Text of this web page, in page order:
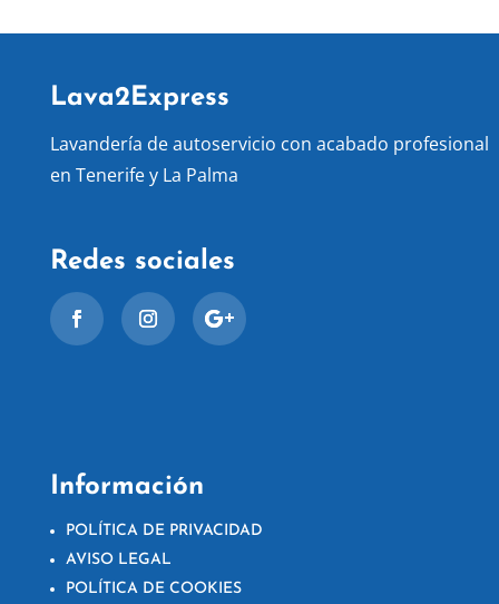
Lava2Express
Lavandería de autoservicio con acabado profesional
en Tenerife y La Palma
Redes sociales
Información
POLÍTICA DE PRIVACIDAD
AVISO LEGAL
POLÍTICA DE COOKIES